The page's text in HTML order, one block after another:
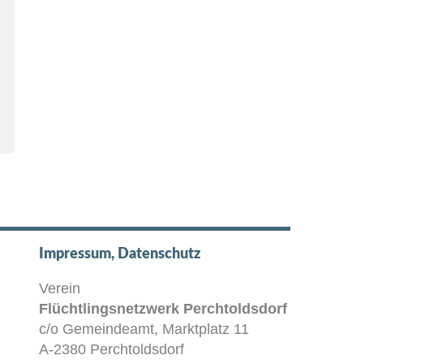
Impressum, Datenschutz
Verein
Flüchtlingsnetzwerk Perchtoldsdorf
c/o Gemeindeamt, Marktplatz 11
A-2380 Perchtoldsdorf